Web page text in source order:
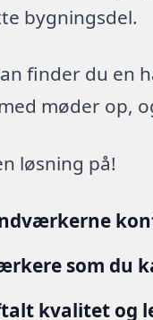
bygningsdel.
finder du en
møder op,
løsning på!
som du
kvalitet og